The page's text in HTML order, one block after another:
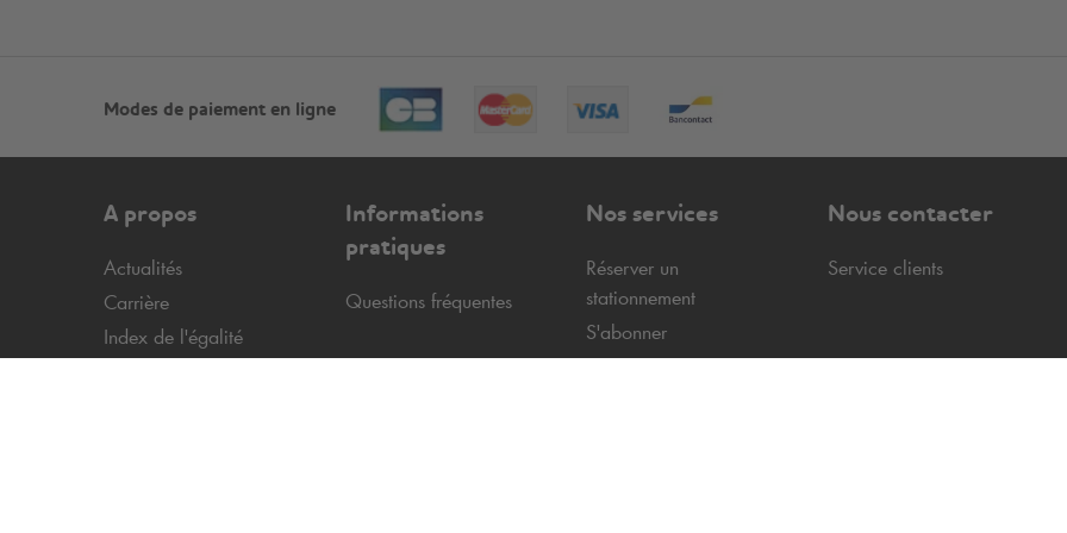
Modes de paiement en ligne
A propos
Actualités
Carrière
Index de l'égalité
professionnelle
Informations
pratiques
Questions fréquentes
Nos services
Réserver un
stationnement
S'abonner
Service Clients
Nous contacter
Service clients